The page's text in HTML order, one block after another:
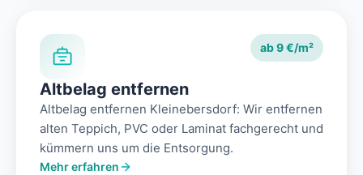
ab 9 €/m²
Altbelag entfernen
Altbelag entfernen Kleinebersdorf: Wir entfernen
alten Teppich, PVC oder Laminat fachgerecht und
kümmern uns um die Entsorgung.
Mehr erfahren